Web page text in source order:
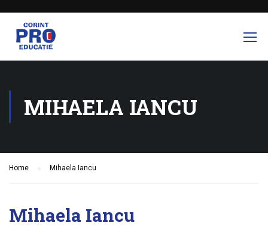
MIHAELA IANCU
Home Mihaela Iancu
Mihaela Iancu